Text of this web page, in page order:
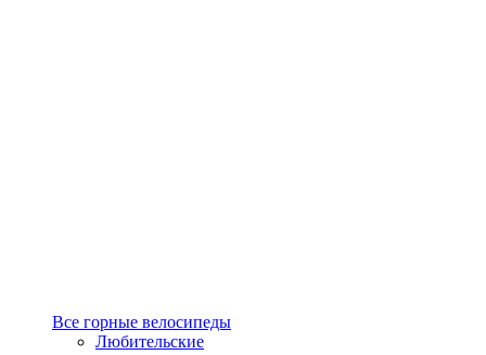
Все горные велосипеды
Любительские